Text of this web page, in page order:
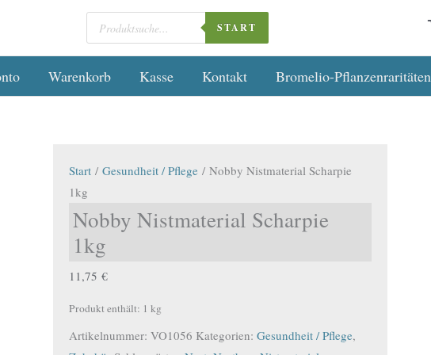
Products
search START
Warenkorb Kasse Kontakt Bromelio-Pflanzenraritäten
Start /Gesundheit / Pflege / Nobby Nistmaterial Scharpie
1kg
Nobby Nistmaterial Scharpie
1kg
11,75€
Produkt enthält: 1kg
Artikelnummer:VO1056 Kategorien:Gesundheit / Pflege,
Nistmaterial
Scharpie
1kg
Menge
unsere Versandkosten für dich optimiert – jetzt noch günstiger bestellen📦